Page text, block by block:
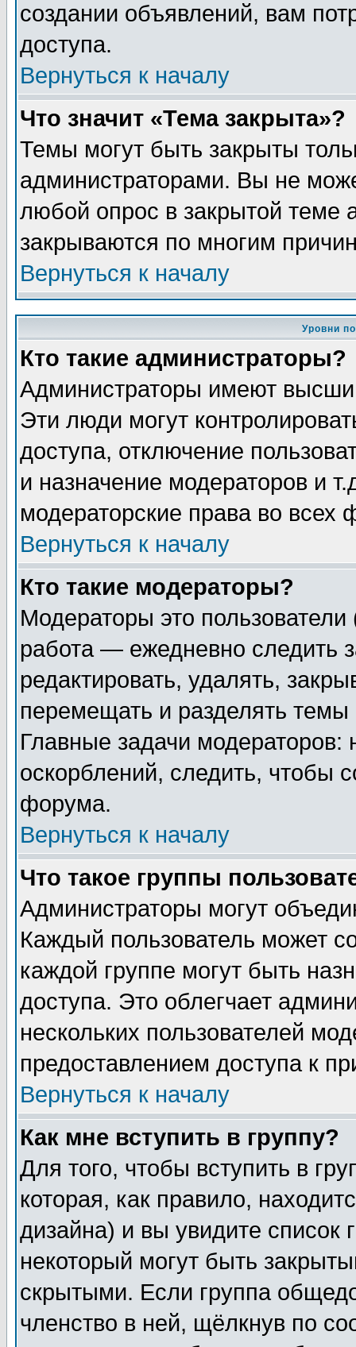
создании объявлений, вам
доступа.
Вернуться к началу
Что значит «Тема закрыта»?
Темы могут быть закрыты
администраторами. Вы не
любой опрос в закрытой теме
закрываются по многим
Вернуться к началу
Уровни
Кто такие администраторы?
Администраторы имеют
Эти люди могут
доступа, отключение
и назначение модераторов и
модераторские права во всех
Вернуться к началу
Кто такие модераторы?
Модераторы это
работа — ежедневно следить
редактировать, удалять,
перемещать и разделять
Главные задачи
оскорблений, следить, чтобы
форума.
Вернуться к началу
Что такое группы
Администраторы могут
Каждый пользователь может
каждой группе могут быть
доступа. Это облегчает
нескольких пользователей
предоставлением доступа к
Вернуться к началу
Как мне вступить в группу?
Для того, чтобы вступить в
которая, как правило,
дизайна) и вы увидите список
некоторый могут быть
скрытыми. Если группа
членство в ней, щёлкнув по